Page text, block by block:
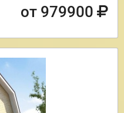
от 979900